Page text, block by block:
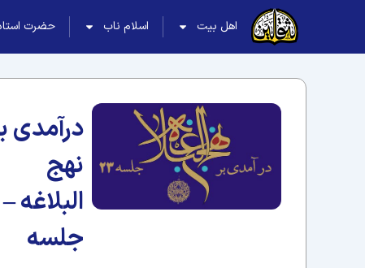
اهل بیت اسلام ناب حضرت
درآمدی
نهج
البلاغه –
جلسه